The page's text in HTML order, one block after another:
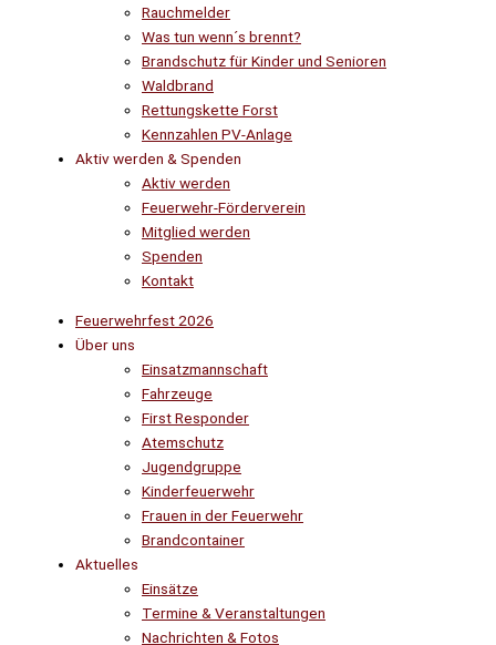
Rauchmelder
Was tun wenn´s brennt?
Brandschutz für Kinder und Senioren
Waldbrand
Rettungskette Forst
Kennzahlen PV-Anlage
Aktiv werden & Spenden
Aktiv werden
Feuerwehr-Förderverein
Mitglied werden
Spenden
Kontakt
Feuerwehrfest 2026
Über uns
Einsatzmannschaft
Fahrzeuge
First Responder
Atemschutz
Jugendgruppe
Kinderfeuerwehr
Frauen in der Feuerwehr
Brandcontainer
Aktuelles
Einsätze
Termine & Veranstaltungen
Nachrichten & Fotos